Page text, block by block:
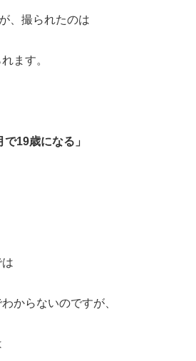
、撮られたのは
ます。
で19歳になる」
からないのですが、